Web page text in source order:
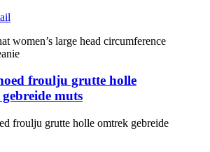
froulju grutte holle
muts
froulju grutte holle omtrek gebreide